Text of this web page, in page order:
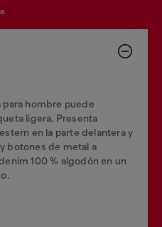
para hombre puede
ligera. Presenta
en la parte delantera y
botones de metal a
100 % algodón en un